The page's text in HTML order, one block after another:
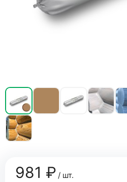
981 ₽/ шт.